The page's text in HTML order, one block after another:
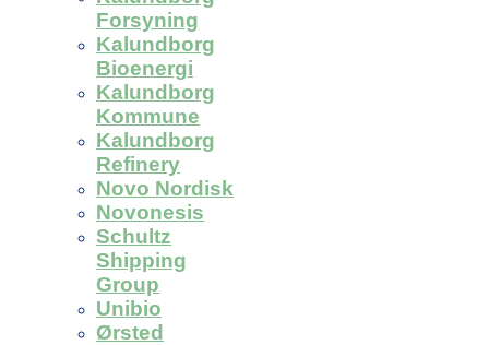
Forsyning
Kalundborg
Bioenergi
Kalundborg
Kommune
Kalundborg
Refinery
Novo Nordisk
Novonesis
Schultz
Shipping
Group
Unibio
Ørsted